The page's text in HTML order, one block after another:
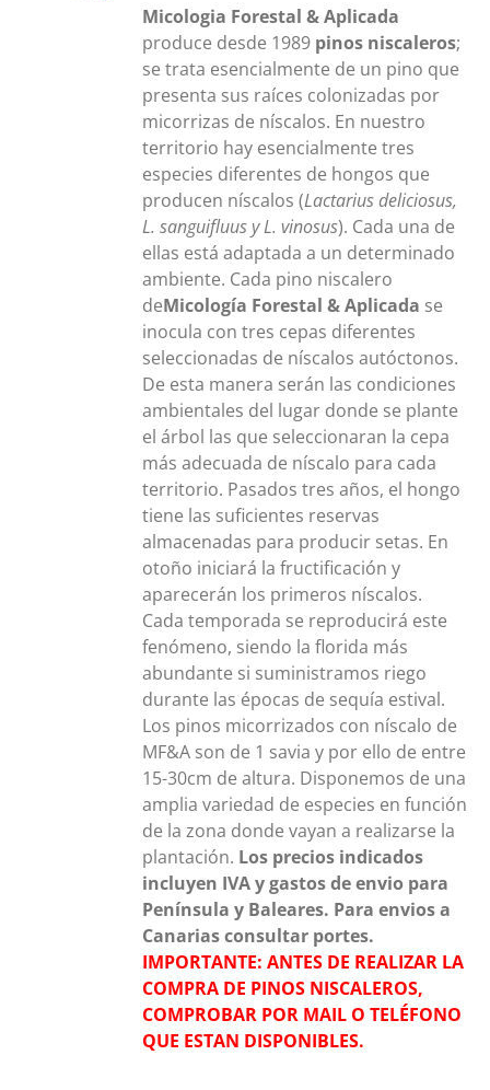
desde
135,00€
hasta
280,00€
Micologia Forestal & Aplicada
produce desde 1989 pinos niscaleros;
se trata esencialmente de un pino que
presenta sus raíces colonizadas por
micorrizas de níscalos. En nuestro
territorio hay esencialmente tres
especies diferentes de hongos que
producen níscalos (Lactarius deliciosus,
L. sanguifluus y L. vinosus). Cada una de
ellas está adaptada a un determinado
ambiente. Cada pino niscalero
deMicología Forestal & Aplicada se
inocula con tres cepas diferentes
seleccionadas de níscalos autóctonos.
De esta manera serán las condiciones
ambientales del lugar donde se plante
el árbol las que seleccionaran la cepa
más adecuada de níscalo para cada
territorio. Pasados tres años, el hongo
tiene las suficientes reservas
almacenadas para producir setas. En
otoño iniciará la fructificación y
aparecerán los primeros níscalos.
Cada temporada se reproducirá este
fenómeno, siendo la florida más
abundante si suministramos riego
durante las épocas de sequía estival.
Los pinos micorrizados con níscalo de
MF&A son de 1 savia y por ello de entre
15-30cm de altura. Disponemos de una
amplia variedad de especies en función
de la zona donde vayan a realizarse la
plantación. Los precios indicados
incluyen IVA y gastos de envio para
Península y Baleares. Para envios a
Canarias consultar portes.
IMPORTANTE: ANTES DE REALIZAR LA
COMPRA DE PINOS NISCALEROS,
COMPROBAR POR MAIL O TELÉFONO
QUE ESTAN DISPONIBLES.